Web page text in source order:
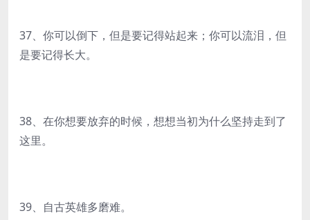
37、你可以倒下，但是要记得站起来；你可以流泪，但
是要记得长大。
38、在你想要放弃的时候，想想当初为什么坚持走到了
这里。
39、自古英雄多磨难。